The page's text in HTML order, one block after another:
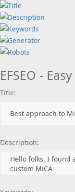
EFSEO -
Title:
Description: